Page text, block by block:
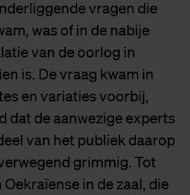
vragen die
was of in de nabije
van de oorlog in
is. De vraag kwam in
en variaties voorbij,
dat de aanwezige experts
van het publiek daarop
grimmig. Tot
in de zaal, die